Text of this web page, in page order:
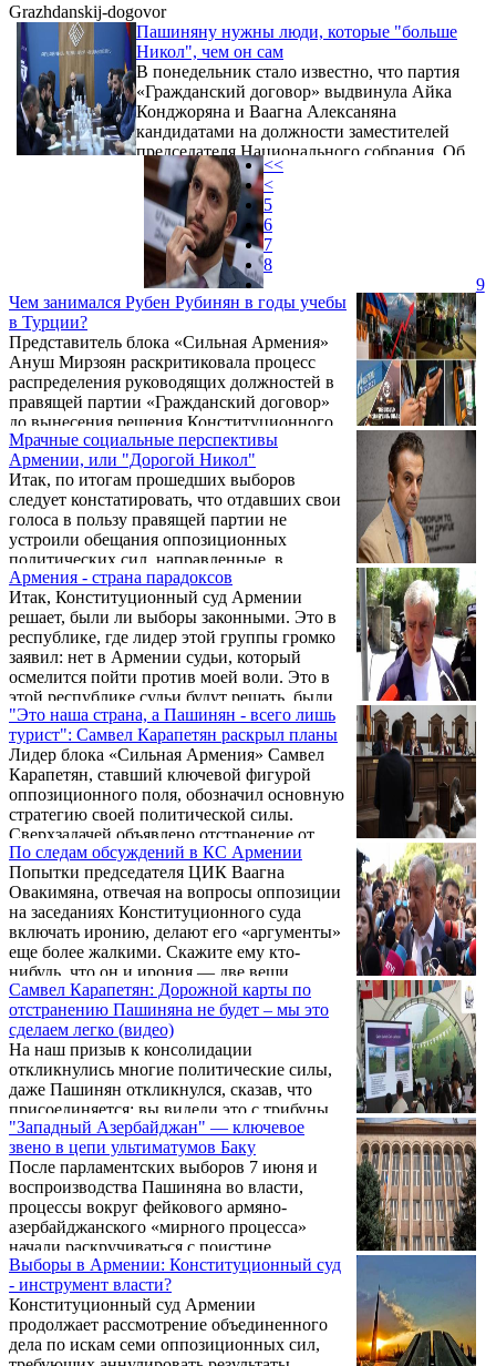
Grazhdanskij-dogovor
Пашиняну нужны люди, которые "больше
Никол", чем он сам
В понедельник стало известно, что партия
«Гражданский договор» выдвинула Айка
Конджоряна и Ваагна Алексаняна
кандидатами на должности заместителей
председателя Национального собрания. Об
этом после заседания правления партии
сообщил Никол Пашинян. Отвечая на
вопрос журналистов, почему партия не
выдвинула женщину на пост вице-спикера
НС, Пашинян пояснил, что выбор был
сделан по итогам закрытого тайного
голосования. «У нас было закрытое тайное
голосование. Мы не видим в этом
проблемы. Когда мы говорим ...
Чем занимался Рубен Рубинян в годы учебы
в Турции?
Представитель блока «Сильная Армения»
Ануш Мирзоян раскритиковала процесс
распределения руководящих должностей в
правящей партии «Гражданский договор»
до вынесения решения Конституционного
суда по делу об итогах выборов.
Мрачные социальные перспективы
Армении, или "Дорогой Никол"
Итак, по итогам прошедших выборов
следует констатировать, что отдавших свои
голоса в пользу правящей партии не
устроили обещания оппозиционных
политических сил, направленные, в
частности, на облегчение жизни людей. Как
ни странно, значительная часть общества
предпочла дальнейшее удорожание жизни,
твердо гарантированное правительством
Пашиняна, в том числе и всей своей
предыдущей деятельностью…
Армения - страна парадоксов
Итак, Конституционный суд Армении
решает, были ли выборы законными. Это в
республике, где лидер этой группы громко
заявил: нет в Армении судьи, который
осмелится пойти против моей воли. Это в
этой республике судьи будут решать, были
ли случаи подкупа избирателей, и был ли
нарушен закон. Находясь под властью тех,
кто использовал государственный бюджет
для массового подкупа избирателей.
"Это наша страна, а Пашинян - всего лишь
турист": Самвел Карапетян раскрыл планы
Лидер блока «Сильная Армения» Самвел
Карапетян, ставший ключевой фигурой
оппозиционного поля, обозначил основную
стратегию своей политической силы.
Сверхзадачей объявлено отстранение от
власти премьер-министра Никола
Пашиняна, которого Карапетян обвиняет в
доведении страны до катастрофического
состояния и отрыве многомиллионной
диаспоры от родины. По мнению
оппозиционного лидера, если действующий
режим сохранится, он «выселит из
Армении 3 млн. армянского народа».
По следам обсуждений в КС Армении
Попытки председателя ЦИК Ваагна
Овакимяна, отвечая на вопросы оппозиции
на заседаниях Конституционного суда
включать иронию, делают его «аргументы»
еще более жалкими. Скажите ему кто-
нибудь, что он и ирония — две вещи
несовместные. Зачастую не только судьи
КС, но и он сам, председатель ЦИК, не
понимает, что хочет сказать, какова суть
заданного ему вопроса, какая уж тут
ирония.
Самвел Карапетян: Дорожной карты по
отстранению Пашиняна не будет – мы это
сделаем легко (видео)
На наш призыв к консолидации
откликнулись многие политические силы,
даже Пашинян откликнулся, сказав, что
присоединяется: вы видели это с трибуны
парламента. Об этом заявил в беседе с
журналистами 30 июня лидер «Сильной
Армении» Самвел Карапетян.
"Западный Азербайджан" — ключевое
звено в цепи ультиматумов Баку
После парламентских выборов 7 июня и
воспроизводства Пашиняна во власти,
процессы вокруг фейкового армяно-
азербайджанского «мирного процесса»
начали раскручиваться с поистине
космической скоростью. Изначально было
ясно, что одним из ключевых пунктов (если
не самым ключевым) в бесконечной череде
ультиматумов, предъявляемых
Азербайджаном Армении, станет
Выборы в Армении: Конституционный суд
- инструмент власти?
Конституционный суд Армении
продолжает рассмотрение объединенного
дела по искам семи оппозиционных сил,
<<
<
5
6
7
8
9